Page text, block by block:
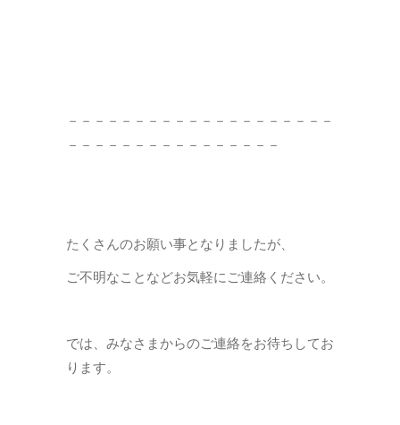
－－－－－－－－－－－－－－－－－－－－
－－－－－－－－－－－－－－－－
たくさんのお願い事となりましたが、
ご不明なことなどお気軽にご連絡ください。
では、みなさまからのご連絡をお待ちしてお
ります。